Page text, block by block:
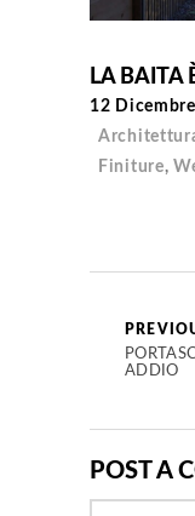
LA BAITA
12
Finiture,
ADDIO
POST A